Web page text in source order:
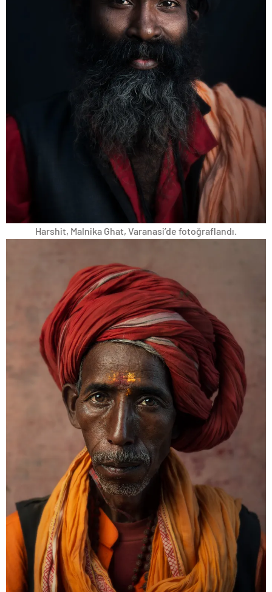
Harshit, Malnika Ghat, Varanasi’de fotoğraflandı.